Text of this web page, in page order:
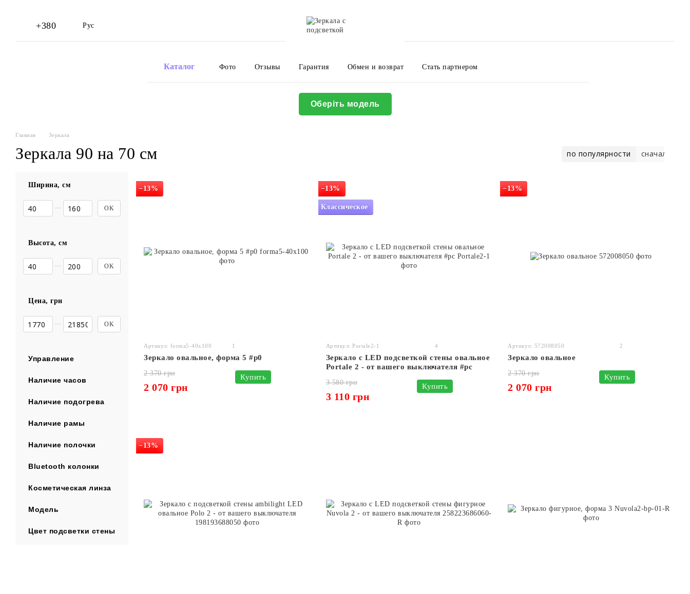
+380 Рус
Каталог Фото Отзывы Гарантия Обмен и возврат
Стать партнером
Оберіть модель
Главная Зеркала
Зеркала 90 на 70 см по популярности сначала
−13%
Артикул: forma5-40x100 1
Зеркало овальное, форма 5 #p0
2 370 грн
2 070 грн
Купить
−13%
Классическое
Артикул: Portale2-1 4
Зеркало с LED подсветкой стены овальное
Portale 2 - от вашего выключателя #pc
3 580 грн
3 110 грн
Купить
−13%
Артикул: 572008050 2
Зеркало овальное
2 370 грн
2 070 грн
Купить
−13%
Ширина, см
OK
Высота, см
OK
Цена, грн
OK
Управление
Наличие часов
Наличие подогрева
Наличие рамы
Наличие полочки
Bluetooth колонки
Косметическая линза
Модель
Цвет подсветки стены